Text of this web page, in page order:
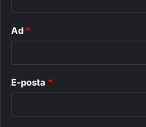
Ad *
E-posta *